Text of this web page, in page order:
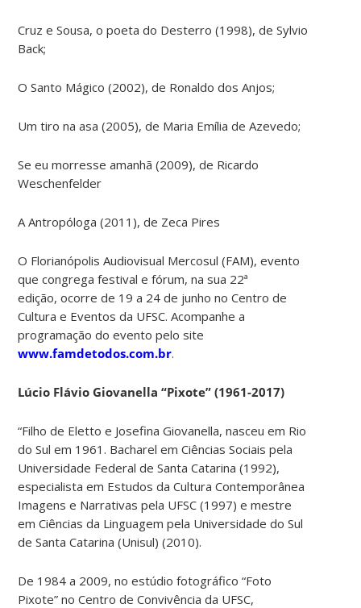
Cruz e Sousa, o poeta do Desterro (1998), de Sylvio
Back;
O Santo Mágico (2002), de Ronaldo dos Anjos;
Um tiro na asa (2005), de Maria Emília de Azevedo;
Se eu morresse amanhã (2009), de Ricardo
Weschenfelder
A Antropóloga (2011), de Zeca Pires
O Florianópolis Audiovisual Mercosul (FAM), evento
que congrega festival e fórum, na sua 22ª
edição, ocorre de 19 a 24 de junho no Centro de
Cultura e Eventos da UFSC. Acompanhe a
programação do evento pelo site
www.famdetodos.com.br.
Lúcio Flávio Giovanella“Pixote”(1961-2017)
“Filho de Eletto e Josefina Giovanella, nasceu em Rio
do Sul em 1961. Bacharel em Ciências Sociais pela
Universidade Federal de Santa Catarina (1992),
especialista em Estudos da Cultura Contemporânea
Imagens e Narrativas pela UFSC (1997) e mestre
em Ciências da Linguagem pela Universidade do Sul
de Santa Catarina (Unisul) (2010).
De 1984 a 2009, no estúdio fotográfico “Foto
Pixote” no Centro de Convivência da UFSC,